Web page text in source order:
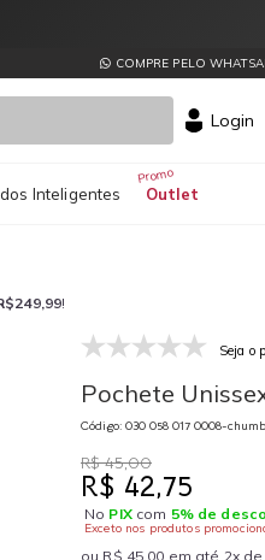
COMPRE PELO
Login
Outlet
Inteligentes
!
058 017 0008-chumbo-marinho-UNICOSeja o
Pochete
Código: 030 058 017 0008-
R$ 45,00
R$ 42,75
No PIXcom 5% de
Exceto nos produtos
ou R$ 45,00 em até 2x